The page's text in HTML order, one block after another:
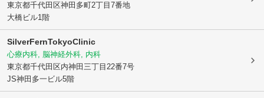
東京都千代田区神田多町2丁目7番地
大橋ビル1階
SilverFernTokyoClinic
心療内科, 脳神経外科, 内科
東京都千代田区内神田三丁目22番7号
JS神田多一ビル5階